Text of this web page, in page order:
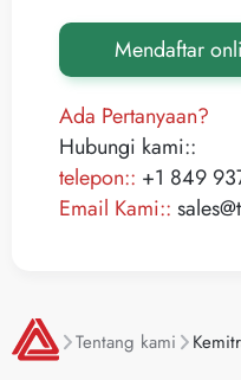
Mendaftar
Ada Pertanyaan?
Hubungi kami::
telepon:: +1 849
Email Kami::
Tentang kami